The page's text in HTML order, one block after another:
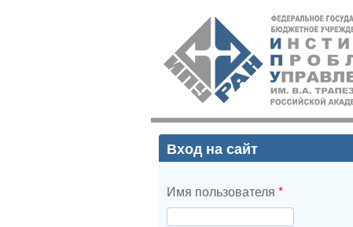
ИПУ
РАН
Вход на сайт
Имя пользователя *